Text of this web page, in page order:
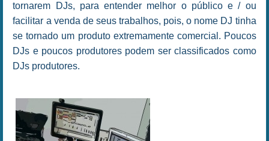
tornarem DJs, para entender melhor o público e / ou
facilitar a venda de seus trabalhos, pois, o nome DJ tinha
se tornado um produto extremamente comercial. Poucos
DJs e poucos produtores podem ser classificados como
DJs produtores.